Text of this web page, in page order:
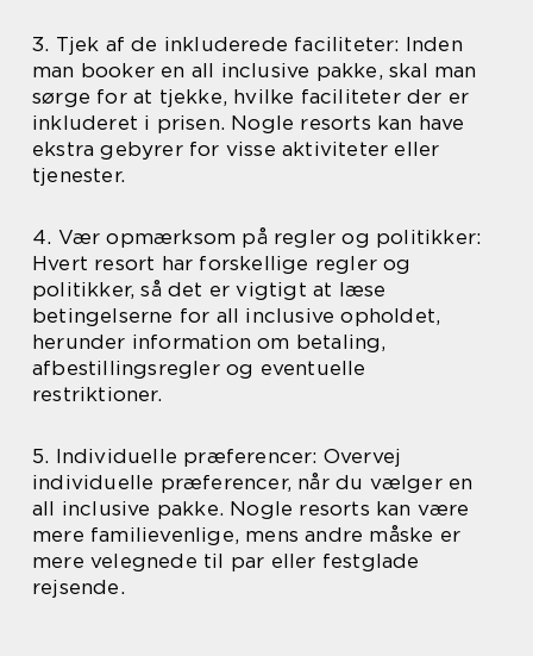
3. Tjek af de inkluderede faciliteter: Inden
man booker en all inclusive pakke, skal man
sørge for at tjekke, hvilke faciliteter der er
inkluderet i prisen. Nogle resorts kan have
ekstra gebyrer for visse aktiviteter eller
tjenester.
4. Vær opmærksom på regler og politikker:
Hvert resort har forskellige regler og
politikker, så det er vigtigt at læse
betingelserne for all inclusive opholdet,
herunder information om betaling,
afbestillingsregler og eventuelle
restriktioner.
5. Individuelle præferencer: Overvej
individuelle præferencer, når du vælger en
all inclusive pakke. Nogle resorts kan være
mere familievenlige, mens andre måske er
mere velegnede til par eller festglade
rejsende.